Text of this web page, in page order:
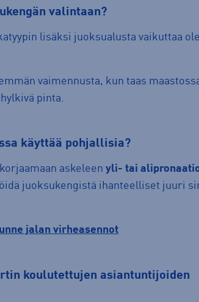
valintaan?
lisäksi juoksualusta vaikuttaa
vaimennusta, kun taas
pinta.
käyttää pohjallisia?
askeleen yli- tai
juoksukengistä ihanteelliset juuri
jalan virheasennot